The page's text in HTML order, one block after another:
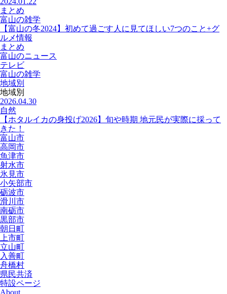
まとめ
富山の雑学
【富山の冬2024】初めて過ごす人に見てほしい7つのこと+グ
ルメ情報
まとめ
富山のニュース
テレビ
富山の雑学
地域別
地域別
2026.04.30
自然
【ホタルイカの身投げ2026】旬や時期 地元民が実際に採って
きた！
富山市
高岡市
魚津市
射水市
氷見市
小矢部市
砺波市
滑川市
南砺市
黒部市
朝日町
上市町
立山町
入善町
舟橋村
県民共済
特設ページ
About